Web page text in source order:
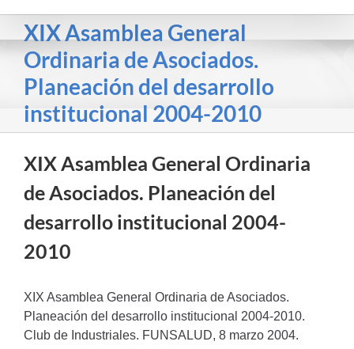
XIX Asamblea General
Ordinaria de Asociados.
Planeación del desarrollo
institucional 2004-2010
XIX Asamblea General Ordinaria
de Asociados. Planeación del
desarrollo institucional 2004-
2010
XIX Asamblea General Ordinaria de Asociados.
Planeación del desarrollo institucional 2004-2010.
Club de Industriales. FUNSALUD, 8 marzo 2004.